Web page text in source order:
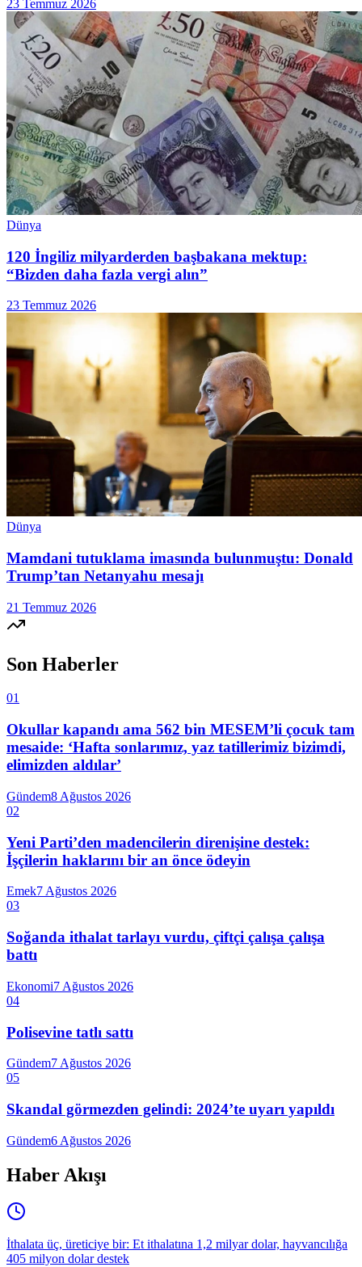
23 Temmuz 2026
Dünya
120 İngiliz milyarderden başbakana mektup:
“Bizden daha fazla vergi alın”
23 Temmuz 2026
Dünya
Mamdani tutuklama imasında bulunmuştu: Donald
Trump’tan Netanyahu mesajı
21 Temmuz 2026
Son Haberler
01
Okullar kapandı ama 562 bin MESEM’li çocuk tam
mesaide: ‘Hafta sonlarımız, yaz tatillerimiz bizimdi,
elimizden aldılar’
Gündem8 Ağustos 2026
02
Yeni Parti’den madencilerin direnişine destek:
İşçilerin haklarını bir an önce ödeyin
Emek7 Ağustos 2026
03
Soğanda ithalat tarlayı vurdu, çiftçi çalışa çalışa
battı
Ekonomi7 Ağustos 2026
04
Polisevine tatlı sattı
Gündem7 Ağustos 2026
05
Skandal görmezden gelindi: 2024’te uyarı yapıldı
Gündem6 Ağustos 2026
Haber Akışı
İthalata üç, üreticiye bir: Et ithalatına 1,2 milyar dolar, hayvancılığa
405 milyon dolar destek